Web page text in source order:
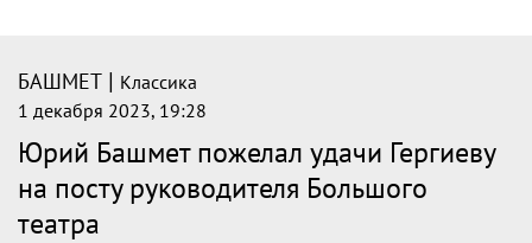
БАШМЕТ | Классика
1 декабря 2023, 19:28
Юрий Башмет пожелал удачи Гергиеву
на посту руководителя Большого
театра